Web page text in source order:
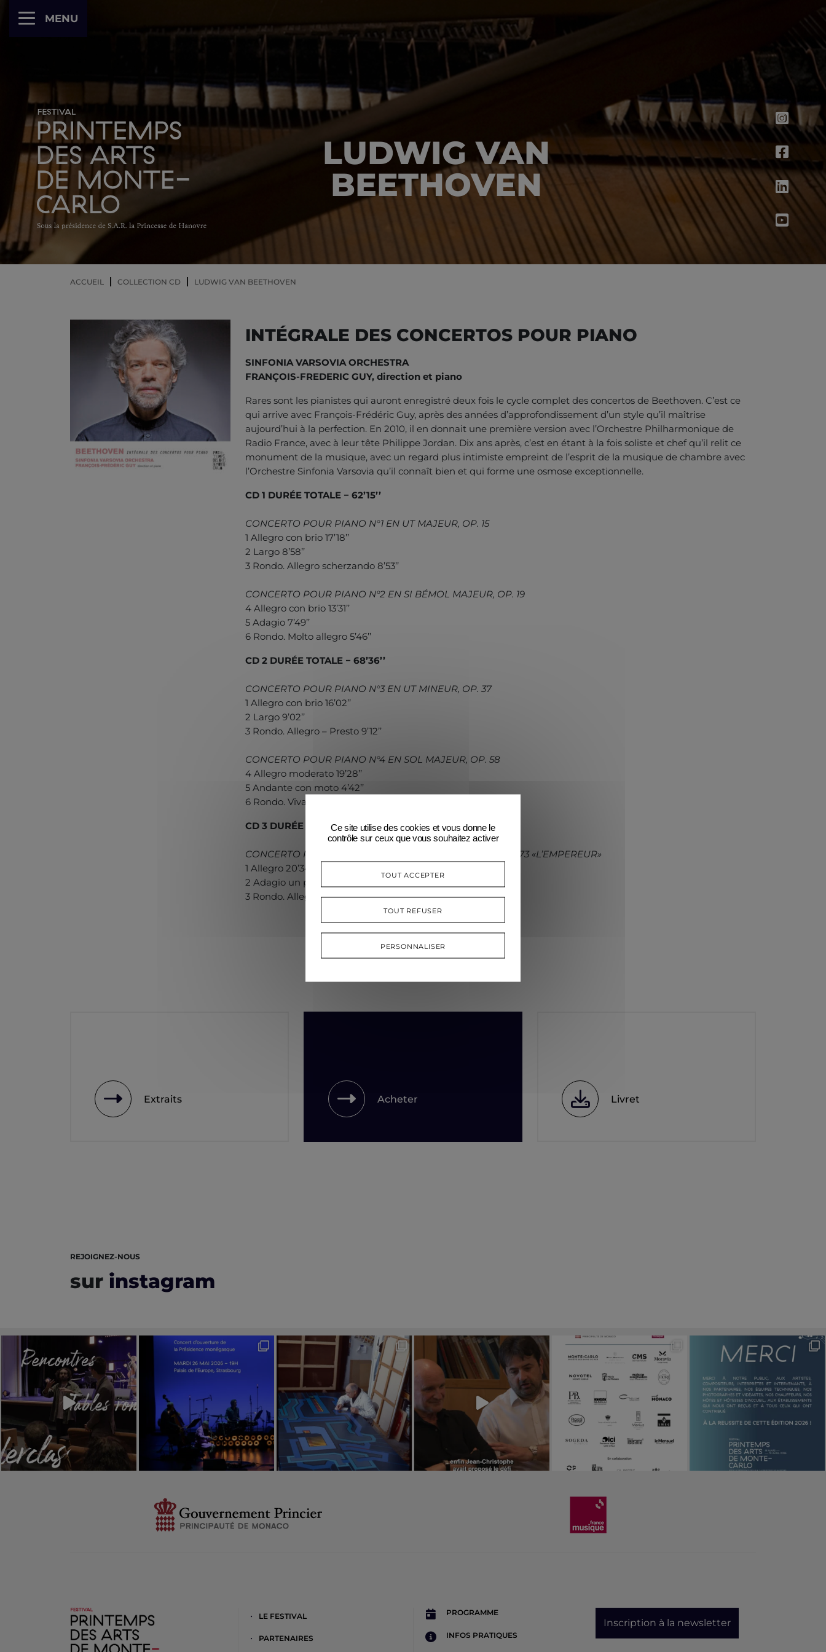
MENU
LUDWIG VAN
BEETHOVEN
ACCUEIL COLLECTION CD LUDWIG VAN BEETHOVEN
INTÉGRALE DES CONCERTOS POUR PIANO
SINFONIA VARSOVIA ORCHESTRA
FRANÇOIS-FREDERIC GUY, direction et piano
Rares sont les pianistes qui auront enregistré deux fois le cycle complet des concertos de Beethoven. C’est ce
qui arrive avec François-Frédéric Guy, après des années d’approfondissement d’un style qu’il maîtrise
aujourd’hui à la perfection. En 2010, il en donnait une première version avec l’Orchestre Philharmonique de
Radio France, avec à leur tête Philippe Jordan. Dix ans après, c’est en étant à la fois soliste et chef qu’il relit ce
monument de la musique, avec un regard plus intimiste empreint de l’esprit de la musique de chambre avec
l’Orchestre Sinfonia Varsovia qu’il connaît bien et qui forme une osmose exceptionnelle.
CD 1 DURÉE TOTALE − 62’15’’
CONCERTO POUR PIANO N°1 EN UT MAJEUR, OP. 15
1 Allegro con brio 17’18’’
2 Largo 8’58’’
3 Rondo. Allegro scherzando 8’53’’
CONCERTO POUR PIANO N°2 EN SI BÉMOL MAJEUR, OP. 19
4 Allegro con brio 13’31’’
5 Adagio 7’49’’
6 Rondo. Molto allegro 5’46’’
CD 2 DURÉE TOTALE − 68’36’’
CONCERTO POUR PIANO N°3 EN UT MINEUR, OP. 37
1 Allegro con brio 16’02’’
2 Largo 9’02’’
3 Rondo. Allegro – Presto 9’12’’
CONCERTO POUR PIANO N°4 EN SOL MAJEUR, OP. 58
4 Allegro moderato 19’28’’
5 Andante con moto 4’42’’
6 Rondo. Vivace 10’10’’
CD 3 DURÉE TOTALE − 37’58’’
CONCERTO POUR PIANO N°5 EN MI BÉMOL MAJEUR, OP. 73 «L’EMPEREUR»
1 Allegro 20’34’’
2 Adagio un poco moto 7’09’’
3 Rondo. Allegro ma non troppo 10’15’’
Extraits Acheter Livret
REJOIGNEZ-NOUS
sur instagram
LE FESTIVAL
PARTENAIRES
PROGRAMME
INFOS PRATIQUES
Inscription à la newsletter
Ce site utilise des cookies et vous donne le
contrôle sur ceux que vous souhaitez activer
TOUT ACCEPTER
TOUT REFUSER
PERSONNALISER